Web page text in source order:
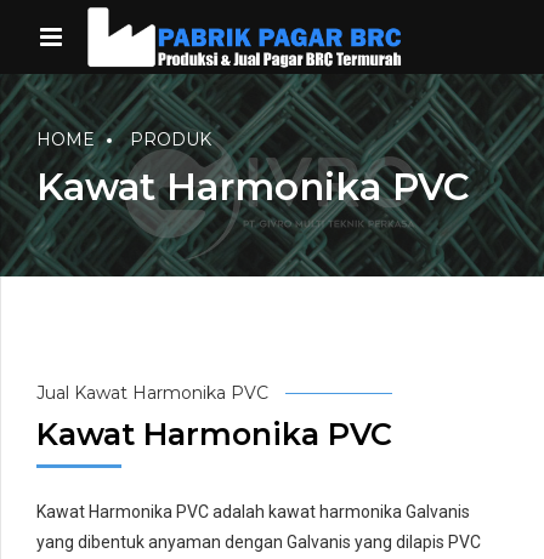
HOME PRODUK
Kawat Harmonika PVC
Jual Kawat Harmonika PVC
Kawat Harmonika PVC
Kawat Harmonika PVC adalah kawat harmonika Galvanis
yang dibentuk anyaman dengan Galvanis yang dilapis PVC